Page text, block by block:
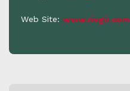
Web Site: www.rivgir.com